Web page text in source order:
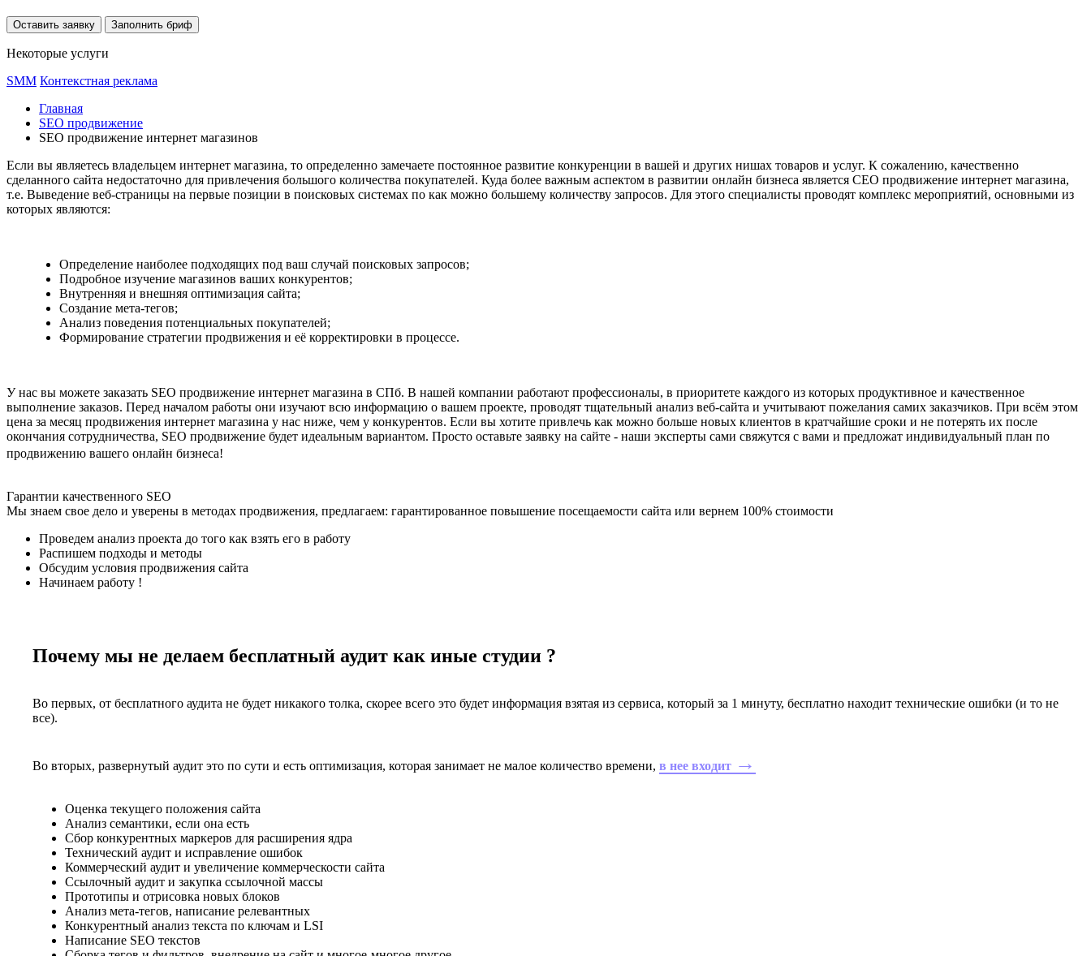
Оставить заявку Заполнить бриф
Некоторые услуги
SMM Контекстная реклама
Главная
SEO продвижение
SEO продвижение интернет магазинов
Если вы являетесь владельцем интернет магазина, то определенно замечаете постоянное развитие конкуренции в вашей и других нишах товаров и услуг. К сожалению, качественно
сделанного сайта недостаточно для привлечения большого количества покупателей. Куда более важным аспектом в развитии онлайн бизнеса является СЕО продвижение интернет магазина,
т.е. Выведение веб-страницы на первые позиции в поисковых системах по как можно большему количеству запросов. Для этого специалисты проводят комплекс мероприятий, основными из
которых являются:
Определение наиболее подходящих под ваш случай поисковых запросов;
Подробное изучение магазинов ваших конкурентов;
Внутренняя и внешняя оптимизация сайта;
Создание мета-тегов;
Анализ поведения потенциальных покупателей;
Формирование стратегии продвижения и её корректировки в процессе.
У нас вы можете заказать SEO продвижение интернет магазина в СПб. В нашей компании работают профессионалы, в приоритете каждого из которых продуктивное и качественное
выполнение заказов. Перед началом работы они изучают всю информацию о вашем проекте, проводят тщательный анализ веб-сайта и учитывают пожелания самих заказчиков. При всём этом
цена за месяц продвижения интернет магазина у нас ниже, чем у конкурентов. Если вы хотите привлечь как можно больше новых клиентов в кратчайшие сроки и не потерять их после
окончания сотрудничества, SEO продвижение будет идеальным вариантом. Просто оставьте заявку на сайте - наши эксперты сами свяжутся с вами и предложат индивидуальный план по
продвижению вашего онлайн бизнеса!
Гарантии качественного SEO
Мы знаем свое дело и уверены в методах продвижения, предлагаем: гарантированное повышение посещаемости сайта или вернем 100% стоимости
Проведем анализ проекта до того как взять его в работу
Распишем подходы и методы
Обсудим условия продвижения сайта
Начинаем работу !
Почему мы не делаем бесплатный аудит как иные студии ?
Во первых, от бесплатного аудита не будет никакого толка, скорее всего это будет информация взятая из сервиса, который за 1 минуту, бесплатно находит технические ошибки (и то не
все).
Во вторых, развернутый аудит это по сути и есть оптимизация, которая занимает не малое количество времени, в нее входит →
Оценка текущего положения сайта
Анализ семантики, если она есть
Сбор конкурентных маркеров для расширения ядра
Технический аудит и исправление ошибок
Коммерческий аудит и увеличение коммерческости сайта
Ссылочный аудит и закупка ссылочной массы
Прототипы и отрисовка новых блоков
Анализ мета-тегов, написание релевантных
Конкурентный анализ текста по ключам и LSI
Написание SEO текстов